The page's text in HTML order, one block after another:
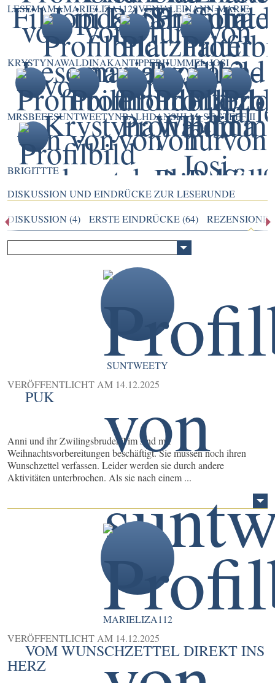
LESEMAMAMARIELIZA112SVENJALEINANN-MARIE
KRYSTYNAWALDINAKANTIPPERHUMMEL-JOSI
MRSBEEESUNTWEETYNBALHDANSHI M_ST STEFFIII
BRIGITTTE
DISKUSSION UND EINDRÜCKE ZUR LESERUNDE
DISKUSSION (4)
ERSTE EINDRÜCKE (64)
SUNTWEETY
VERÖFFENTLICHT AM 14.12.2025
PUK
Anni und ihr Zwilingsbruder Tim sind mit
Weihnachtsvorbereitungen beschäftigt. Sie müssen noch ihren
Wunschzettel verfassen. Leider werden sie durch andere
Aktivitäten unterbrochen. Als sie nach einem ...
MARIELIZA112
VERÖFFENTLICHT AM 14.12.2025
VOM WUNSCHZETTEL DIREKT INS
HERZ